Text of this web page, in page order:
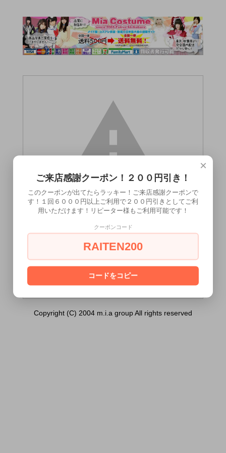
ポケット付Ｔバック サイズ：Ｍ）は18歳
[ はい ] [ いいえ ]
Copyright (C) 2004 m.i.a group All rights reserved
×
ご来店感謝クーポン！２００円引き！
このクーポンが出てたらラッキー！ご来店感謝クーポンで
す！１回６０００円以上ご利用で２００円引きとしてご利
用いただけます！リピーター様もご利用可能です！
クーポンコード
RAITEN200
コードをコピー